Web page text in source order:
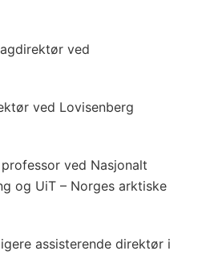
ved
ved Lovisenberg
ved Nasjonalt
og UiT – Norges arktiske
assisterende direktør i